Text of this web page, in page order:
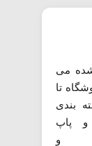
شده می
تا
بندی
و پاپ
و